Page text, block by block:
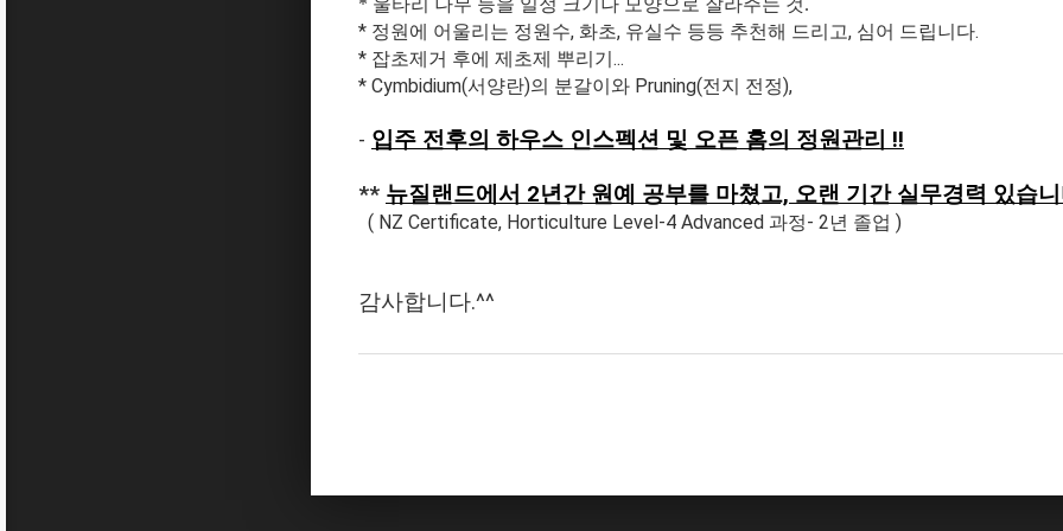
* 울타리 나무 등을 일정 크기나 모양으로 잘라주는 것.
* 정원에 어울리는 정원수, 화초, 유실수 등등 추천해 드리고, 심어 드립니다.
* 잡초제거 후에 제초제 뿌리기...
* Cymbidium(서양란)의 분갈이와 Pruning(전지 전정),
- 입주 전후의 하우스 인스펙션 및 오픈 홈의 정원관리 !!
** 뉴질랜드에서 2년간 원예 공부를 마쳤고, 오랜 기간 실무경력 있습
( NZ Certificate, Horticulture Level-4 Advanced 과정- 2년 졸업 )
감사합니다.^^